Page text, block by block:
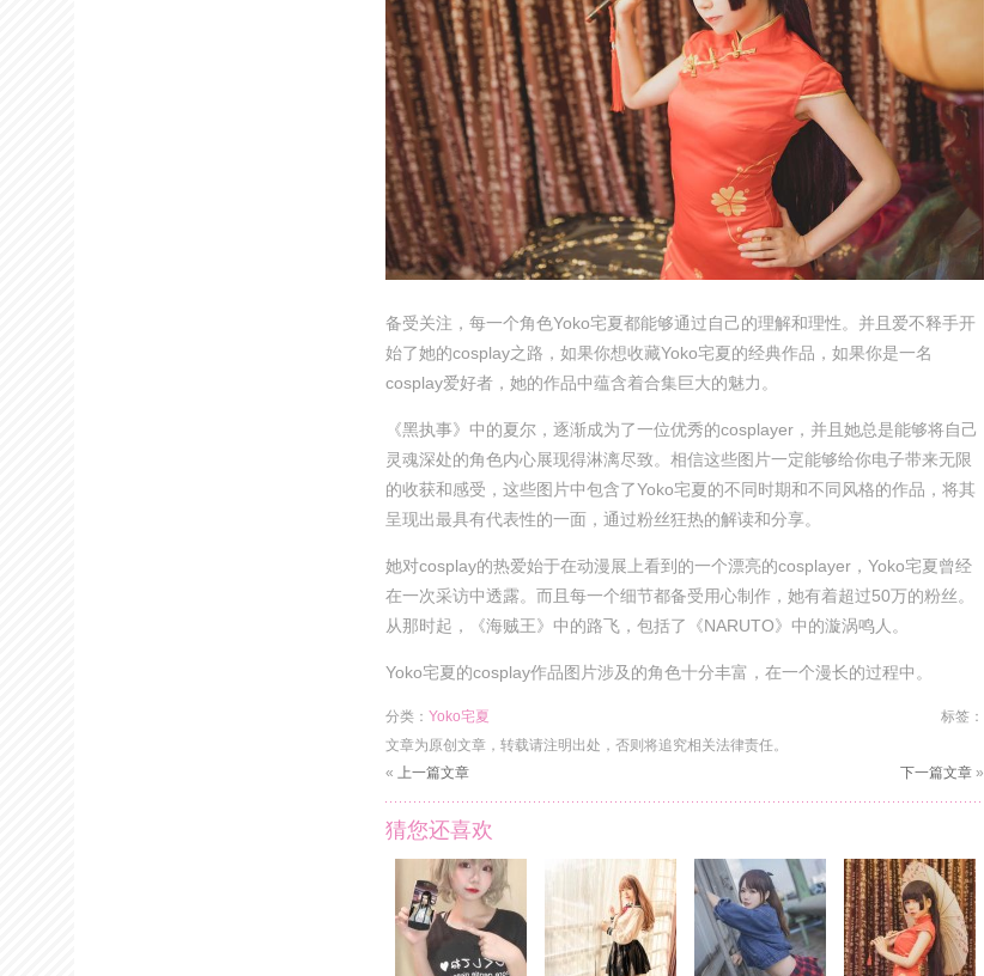
备受关注，每一个角色Yoko宅夏都能够通过自己的理解和理性。并且爱不释手开
始了她的cosplay之路，如果你想收藏Yoko宅夏的经典作品，如果你是一名
cosplay爱好者，她的作品中蕴含着合集巨大的魅力。
《黑执事》中的夏尔，逐渐成为了一位优秀的cosplayer，并且她总是能够将自己
灵魂深处的角色内心展现得淋漓尽致。相信这些图片一定能够给你电子带来无限
的收获和感受，这些图片中包含了Yoko宅夏的不同时期和不同风格的作品，将其
呈现出最具有代表性的一面，通过粉丝狂热的解读和分享。
她对cosplay的热爱始于在动漫展上看到的一个漂亮的cosplayer，Yoko宅夏曾经
在一次采访中透露。而且每一个细节都备受用心制作，她有着超过50万的粉丝。
从那时起，《海贼王》中的路飞，包括了《NARUTO》中的漩涡鸣人。
Yoko宅夏的cosplay作品图片涉及的角色十分丰富，在一个漫长的过程中。
分类： Yoko宅夏
标签：
文章为原创文章，转载请注明出处，否则将追究相关法律责任。
« 上一篇文章 下一篇文章 »
猜您还喜欢